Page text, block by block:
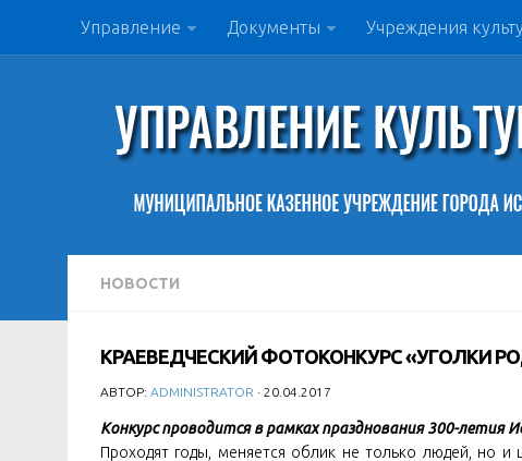
Управление Документы Учреждения
НОВОСТИ
КРАЕВЕДЧЕСКИЙ ФОТОКОНКУРС «УГОЛКИ
АВТОР: ADMINISTRATOR · 20.04.2017
Конкурс проводится в рамках празднования 300-летия
Проходят годы, меняется облик не только людей, но